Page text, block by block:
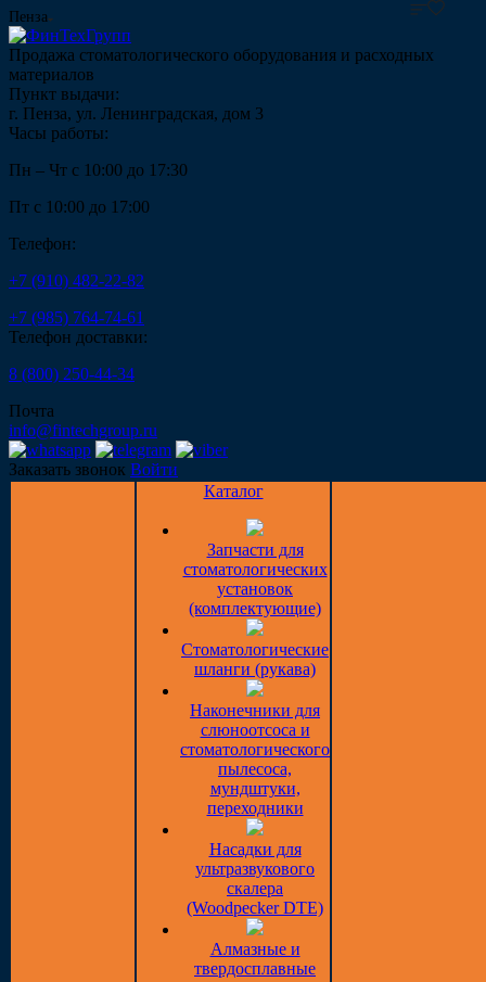
Пенза
Продажа стоматологического оборудования и расходных
материалов
Пункт выдачи:
г. Пенза, ул. Ленинградская, дом 3
Часы работы:
Пн – Чт с 10:00 до 17:30
Пт с 10:00 до 17:00
Телефон:
+7 (910) 482-22-82
+7 (985) 764-74-61
Телефон доставки:
8 (800) 250-44-34
Почта
info@fintechgroup.ru
Заказать звонок Войти
Каталог
Запчасти для
стоматологических
установок
(комплектующие)
Стоматологические
шланги (рукава)
Наконечники для
слюноотсоса и
стоматологического
пылесоса,
мундштуки,
переходники
Насадки для
ультразвукового
скалера
(Woodpecker DTE)
Алмазные и
твердосплавные